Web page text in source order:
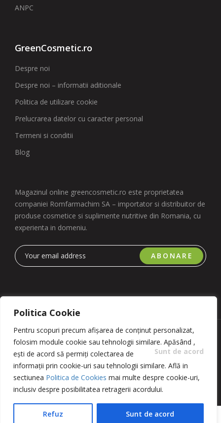
Politica Cookie
Pentru scopuri precum afișarea de conținut personalizat,
folosim module cookie sau tehnologii similare. Apăsând
Sunt de acord
,
ești de acord să permiți colectarea de
informații prin cookie-uri sau tehnologii similare. Află in
sectiunea Politica de Cookies mai multe despre cookie-uri,
inclusiv despre posibilitatea retragerii acordului.
Refuz Sunt de acord
ANPC
GreenCosmetic.ro
Despre noi
Despre noi – informatii aditionale
Politica de utilizare cookie
Prelucrarea datelor cu caracter personal
Termeni si conditii
Blog
Magazinul online greencosmetic.ro este proprietatea
companiei Romfarmachim SA – importator si distribuitor de
produse cosmetice si suplimente nutritive din Romania, cu
experienta in domeniu.
ABONARE
Copyright 2023 © Romfarmachim SA. Realizat de Simplio
Software